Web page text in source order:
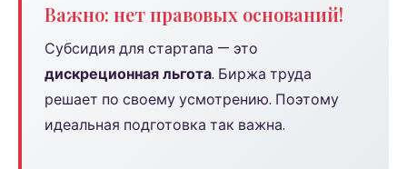
Важно: нет правовых оснований!
Субсидия для стартапа — это
дискреционная льгота. Биржа труда
решает по своему усмотрению. Поэтому
идеальная подготовка так важна.